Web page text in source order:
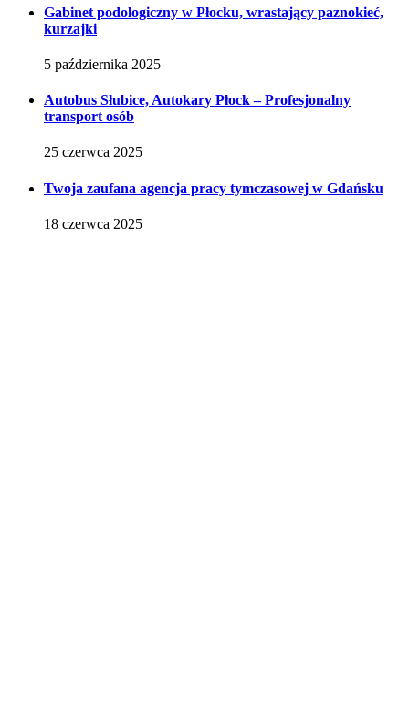
Gabinet podologiczny w Płocku, wrastający paznokieć,
kurzajki
5 października 2025
Autobus Słubice, Autokary Płock – Profesjonalny
transport osób
25 czerwca 2025
Twoja zaufana agencja pracy tymczasowej w Gdańsku
18 czerwca 2025